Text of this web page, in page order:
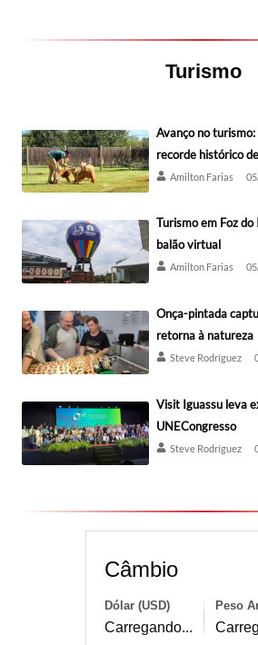
Turismo
Avanço no
recorde histórico
Amilton Farias
Turismo em Foz
balão virtual
Amilton Farias
Onça-pintada
retorna à natureza
Steve Rodríguez
Visit Iguassu leva
UNECongresso
Steve Rodríguez
Câmbio
Dólar (USD)
Carregando...
Peso